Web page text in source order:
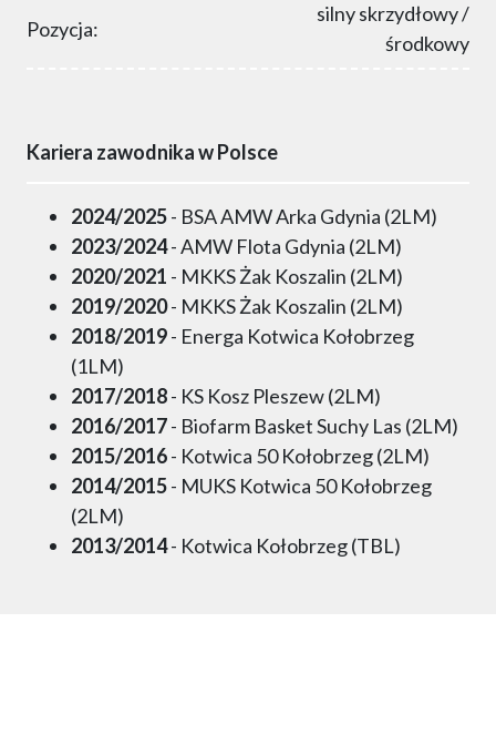
Pozycja:
silny skrzydłowy /
środkowy
Kariera zawodnika w Polsce
2024/2025- BSA AMW Arka Gdynia (2LM)
2023/2024- AMW Flota Gdynia (2LM)
2020/2021 - MKKS Żak Koszalin (2LM)
2019/2020- MKKS Żak Koszalin (2LM)
2018/2019- Energa Kotwica Kołobrzeg
(1LM)
2017/2018- KS Kosz Pleszew (2LM)
2016/2017- Biofarm Basket Suchy Las (2LM)
2015/2016- Kotwica 50 Kołobrzeg (2LM)
2014/2015- MUKS Kotwica 50 Kołobrzeg
(2LM)
2013/2014- Kotwica Kołobrzeg (TBL)